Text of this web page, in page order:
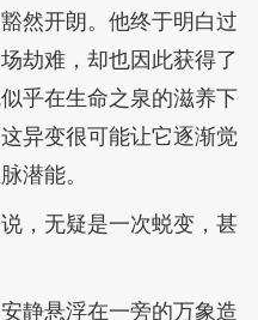
然开朗。他终于明白过
劫难，却也因此获得了
乎在生命之泉的滋养下
异变很可能让它逐渐觉
潜能。
，无疑是一次蜕变，甚
静悬浮在一旁的万象造